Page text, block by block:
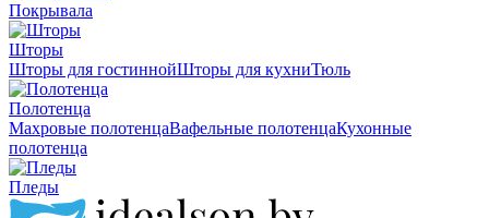
Покрывала
Шторы
Шторы для гостиннойШторы для кухниТюль
Полотенца
Махровые полотенцаВафельные полотенцаКухонные
полотенца
Пледы